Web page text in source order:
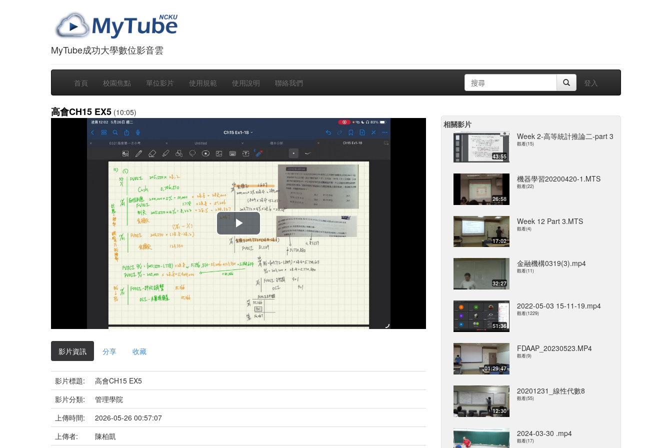
MyTube成功大學數位影音雲
首頁 校園焦點 單位影片 使用規範 使用說明 聯絡我們 登入
高會CH15 EX5 (10:05)
播
放
片
影片資訊 分享 收藏
影片標題:
高會CH15 EX5
影片分類:
管理學院
上傳時間:
2026-05-26 00:57:07
上傳者:
陳柏凱
相關影片
43:55
Week 2-高等統計推論二-part 3
觀看(15)
26:58
機器學習20200420-1.MTS
觀看(22)
17:02
Week 12 Part 3.MTS
觀看(4)
32:27
金融機構0319(3).mp4
觀看(11)
51:36
2022-05-03 15-11-19.mp4
觀看(1229)
01:29:47
FDAAP_20230523.MP4
觀看(9)
12:30
20201231_線性代數8
觀看(55)
2024-03-30 .mp4
觀看(17)